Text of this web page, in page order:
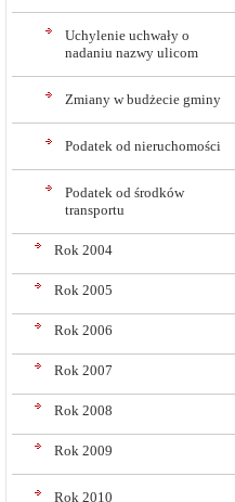
Uchylenie uchwały o
nadaniu nazwy ulicom
Zmiany w budżecie gminy
Podatek od nieruchomości
Podatek od środków
transportu
Rok 2004
Rok 2005
Rok 2006
Rok 2007
Rok 2008
Rok 2009
Rok 2010